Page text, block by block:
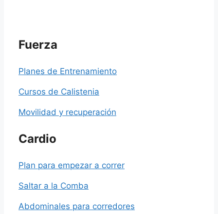
Fuerza
Planes de Entrenamiento
Cursos de Calistenia
Movilidad y recuperación
Cardio
Plan para empezar a correr
Saltar a la Comba
Abdominales para corredores